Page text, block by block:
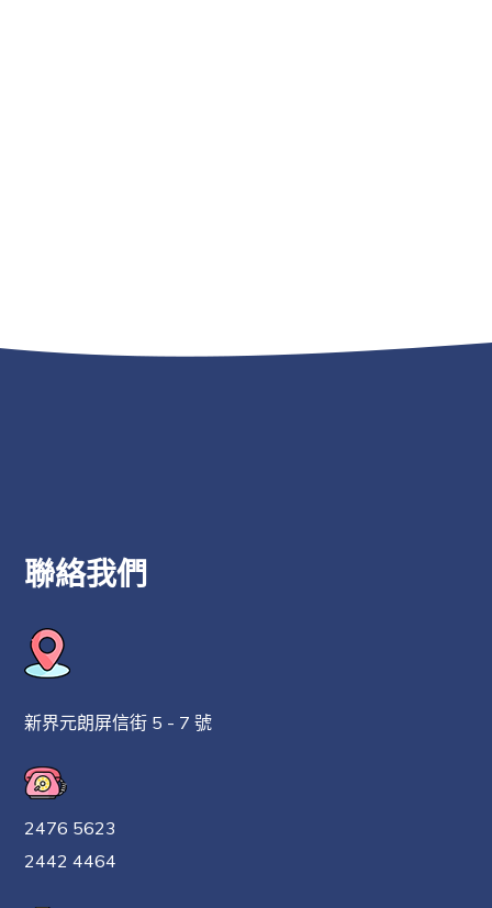
聯絡我們
新界元朗屏信街 5 - 7 號
2476 5623
2442 4464